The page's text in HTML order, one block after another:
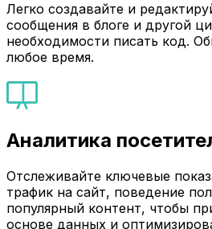
Легко создавайте и
сообщения в блоге и другой
необходимости писать код.
любое время.
Аналитика
Отслеживайте ключевые
трафик на сайт, поведение
популярный контент, чтобы
основе данных и